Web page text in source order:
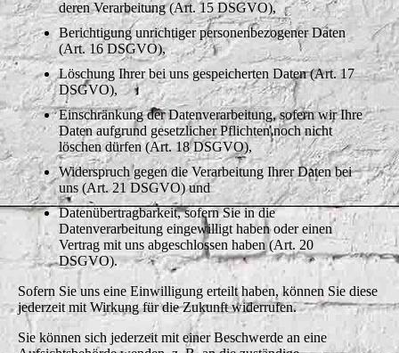
deren Verarbeitung (Art. 15 DSGVO),
Berichtigung unrichtiger personenbezogener Daten
(Art. 16 DSGVO),
Löschung Ihrer bei uns gespeicherten Daten (Art. 17
DSGVO),
Einschränkung der Datenverarbeitung, sofern wir Ihre
Daten aufgrund gesetzlicher Pflichten noch nicht
löschen dürfen (Art. 18 DSGVO),
Widerspruch gegen die Verarbeitung Ihrer Daten bei
uns (Art. 21 DSGVO) und
Datenübertragbarkeit, sofern Sie in die
Datenverarbeitung eingewilligt haben oder einen
Vertrag mit uns abgeschlossen haben (Art. 20
DSGVO).
Sofern Sie uns eine Einwilligung erteilt haben, können Sie diese
jederzeit mit Wirkung für die Zukunft widerrufen.
Sie können sich jederzeit mit einer Beschwerde an eine